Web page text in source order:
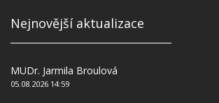
Nejnovější aktualizace
MUDr. Jarmila Broulová
05.08.2026 14:59